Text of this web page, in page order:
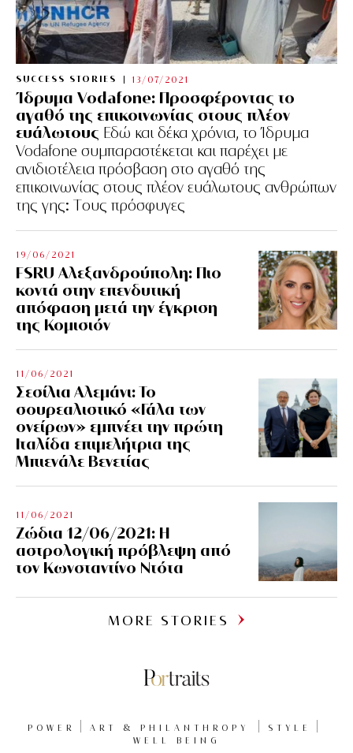
SUCCESS STORIES 13/07/2021
Ίδρυμα Vodafone: Προσφέροντας το
αγαθό της επικοινωνίας στους πλέον
ευάλωτους Εδώ και δέκα χρόνια, το Ίδρυμα
Vodafone συμπαραστέκεται και παρέχει με
ανιδιοτέλεια πρόσβαση στο αγαθό της
επικοινωνίας στους πλέον ευάλωτους ανθρώπων
της γης: Tους πρόσφυγες
19/06/2021
FSRU Αλεξανδρούπολη: Πιο
κοντά στην επενδυτική
απόφαση μετά την έγκριση
της Κομισιόν
11/06/2021
Σεσίλια Αλεμάνι: Το
σουρεαλιστικό «Γάλα των
ονείρων» εμπνέει την πρώτη
Ιταλίδα επιμελήτρια της
Μπιενάλε Βενετίας
11/06/2021
Ζώδια 12/06/2021: Η
αστρολογική πρόβλεψη από
τον Κωνσταντίνο Ντότα
MORE STORIES
POWER ART & PHILANTHROPY
STYLE
WELL BEING